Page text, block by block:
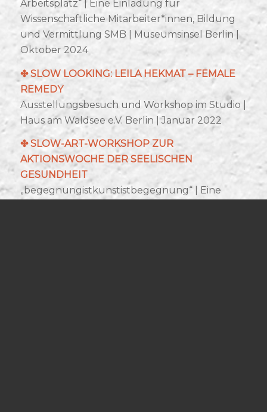
Arbeitsplatz“ | Eine Einladung für
Wissenschaftliche Mitarbeiter*innen, Bildung
und Vermittlung SMB | Museumsinsel Berlin |
Oktober 2024
✤SLOW LOOKING: LEILA HEKMAT – FEMALE
REMEDY
Ausstellungsbesuch und Workshop im Studio |
Haus am Waldsee e.V. Berlin | Januar 2022
✤SLOW-ART-WORKSHOP ZUR
AKTIONSWOCHE DER SEELISCHEN
GESUNDHEIT
„begegnungistkunstistbegegnung“ | Eine